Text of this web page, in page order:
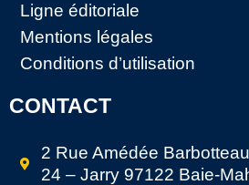
Ligne éditoriale
Mentions légales
Conditions d’utilisation
CONTACT
2 Rue Amédée
24 – Jarry 97122 Baie-